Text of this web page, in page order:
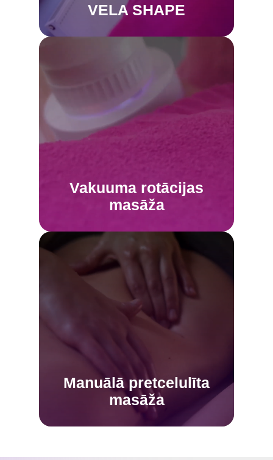
VELA SHAPE
PIERAKSTĪTIES
Vakuuma rotācijas
masāža
Vakuuma rotācijas
masāža
PIERAKSTĪTIES
Manuālā pretcelulīta
masāža
Manuālā pretcelulīta
VAIRĀK INFORMĀCIJAS
PIERAKSTĪTIES